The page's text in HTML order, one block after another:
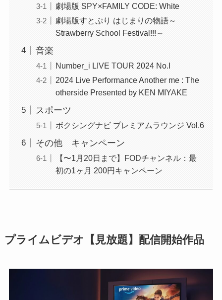
劇場版 SPY×FAMILY CODE: White
劇場版すとぷり はじまりの物語～
Strawberry School Festival!!!～
音楽
Number_i LIVE TOUR 2024 No.I
2024 Live Performance Another me : The
otherside Presented by KEN MIYAKE
スポーツ
ボクシングナビ プレミアムラウンジ Vol.6
その他 キャンペーン
【〜1月20日まで】FODチャンネル：最
初の1ヶ月 200円キャンペーン
プライムビデオ【見放題】配信開始作品